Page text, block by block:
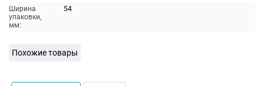
Ширина
упаковки,
мм:
54
Похожие товары